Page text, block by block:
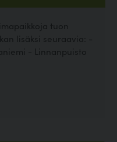
tuon
lisäksi seuraavia: -
- Linnanpuisto